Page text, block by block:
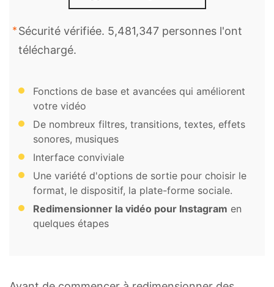
Sécurité vérifiée. 5,481,347 personnes l'ont
téléchargé.
Fonctions de base et avancées qui améliorent
votre vidéo
De nombreux filtres, transitions, textes, effets
sonores, musiques
Interface conviviale
Une variété d'options de sortie pour choisir le
format, le dispositif, la plate-forme sociale.
Redimensionner la vidéo pour Instagram en
quelques étapes